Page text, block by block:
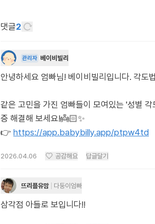
댓글2
관리자 베이비빌리
안녕하세요 엄빠님! 베이비빌리입니다. 각도
같은 고민을 가진 엄빠들이 모여있는 '성별
증 해결해 보세요!👼🏻✨
👉 https://app.babybilly.app/ptpw4td
2026.04.06 공감해요 답글달기
뜨리플유맘 다둥이엄빠
삼각점 아들로 보입니다!!